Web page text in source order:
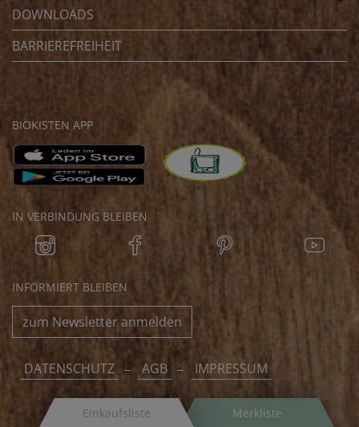
Einkaufsliste Merkliste
DOWNLOADS
BARRIEREFREIHEIT
BIOKISTEN APP
IN VERBINDUNG BLEIBEN
INFORMIERT BLEIBEN
zum Newsletter anmelden
DATENSCHUTZ AGB IMPRESSUM